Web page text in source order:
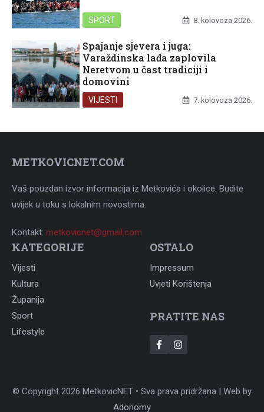
SPORT 8. kolovoza 2026.
Spajanje sjevera i juga:
Varaždinska lađa zaplovila
Neretvom u čast tradiciji i
domovini
VIJESTI 7. kolovoza 2026.
METKOVICNET.COM
Vaš pouzdan izvor informacija iz Metkovića i okolice. Budite
uvijek u toku s lokalnim novostima.
Kontakt: metkovicnet@gmail.com
KATEGORIJE
Vijesti
Kultura
Županija
Sport
Lifestyle
OSTALO
Impressum
Uvjeti Korištenja
PRATITE NAS
© Copyright 2026 MetkovicNET • Sva prava pridržana | Web by
Adonomy